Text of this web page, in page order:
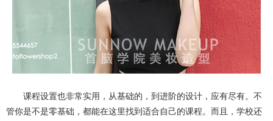
课程设置也非常实用，从基础的，到进阶的设计，应有尽有。不
管你是不是零基础，都能在这里找到适合自己的课程。而且，学校还